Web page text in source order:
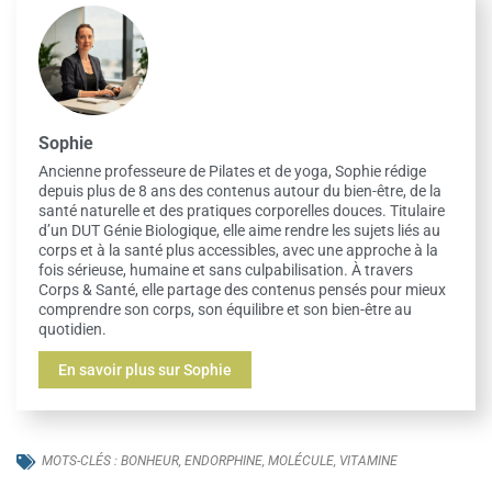
Sophie
Ancienne professeure de Pilates et de yoga, Sophie rédige
depuis plus de 8 ans des contenus autour du bien-être, de la
santé naturelle et des pratiques corporelles douces. Titulaire
d’un DUT Génie Biologique, elle aime rendre les sujets liés au
corps et à la santé plus accessibles, avec une approche à la
fois sérieuse, humaine et sans culpabilisation. À travers
Corps & Santé, elle partage des contenus pensés pour mieux
comprendre son corps, son équilibre et son bien-être au
quotidien.
En savoir plus sur Sophie
MOTS-CLÉS : BONHEUR, ENDORPHINE, MOLÉCULE, VITAMINE